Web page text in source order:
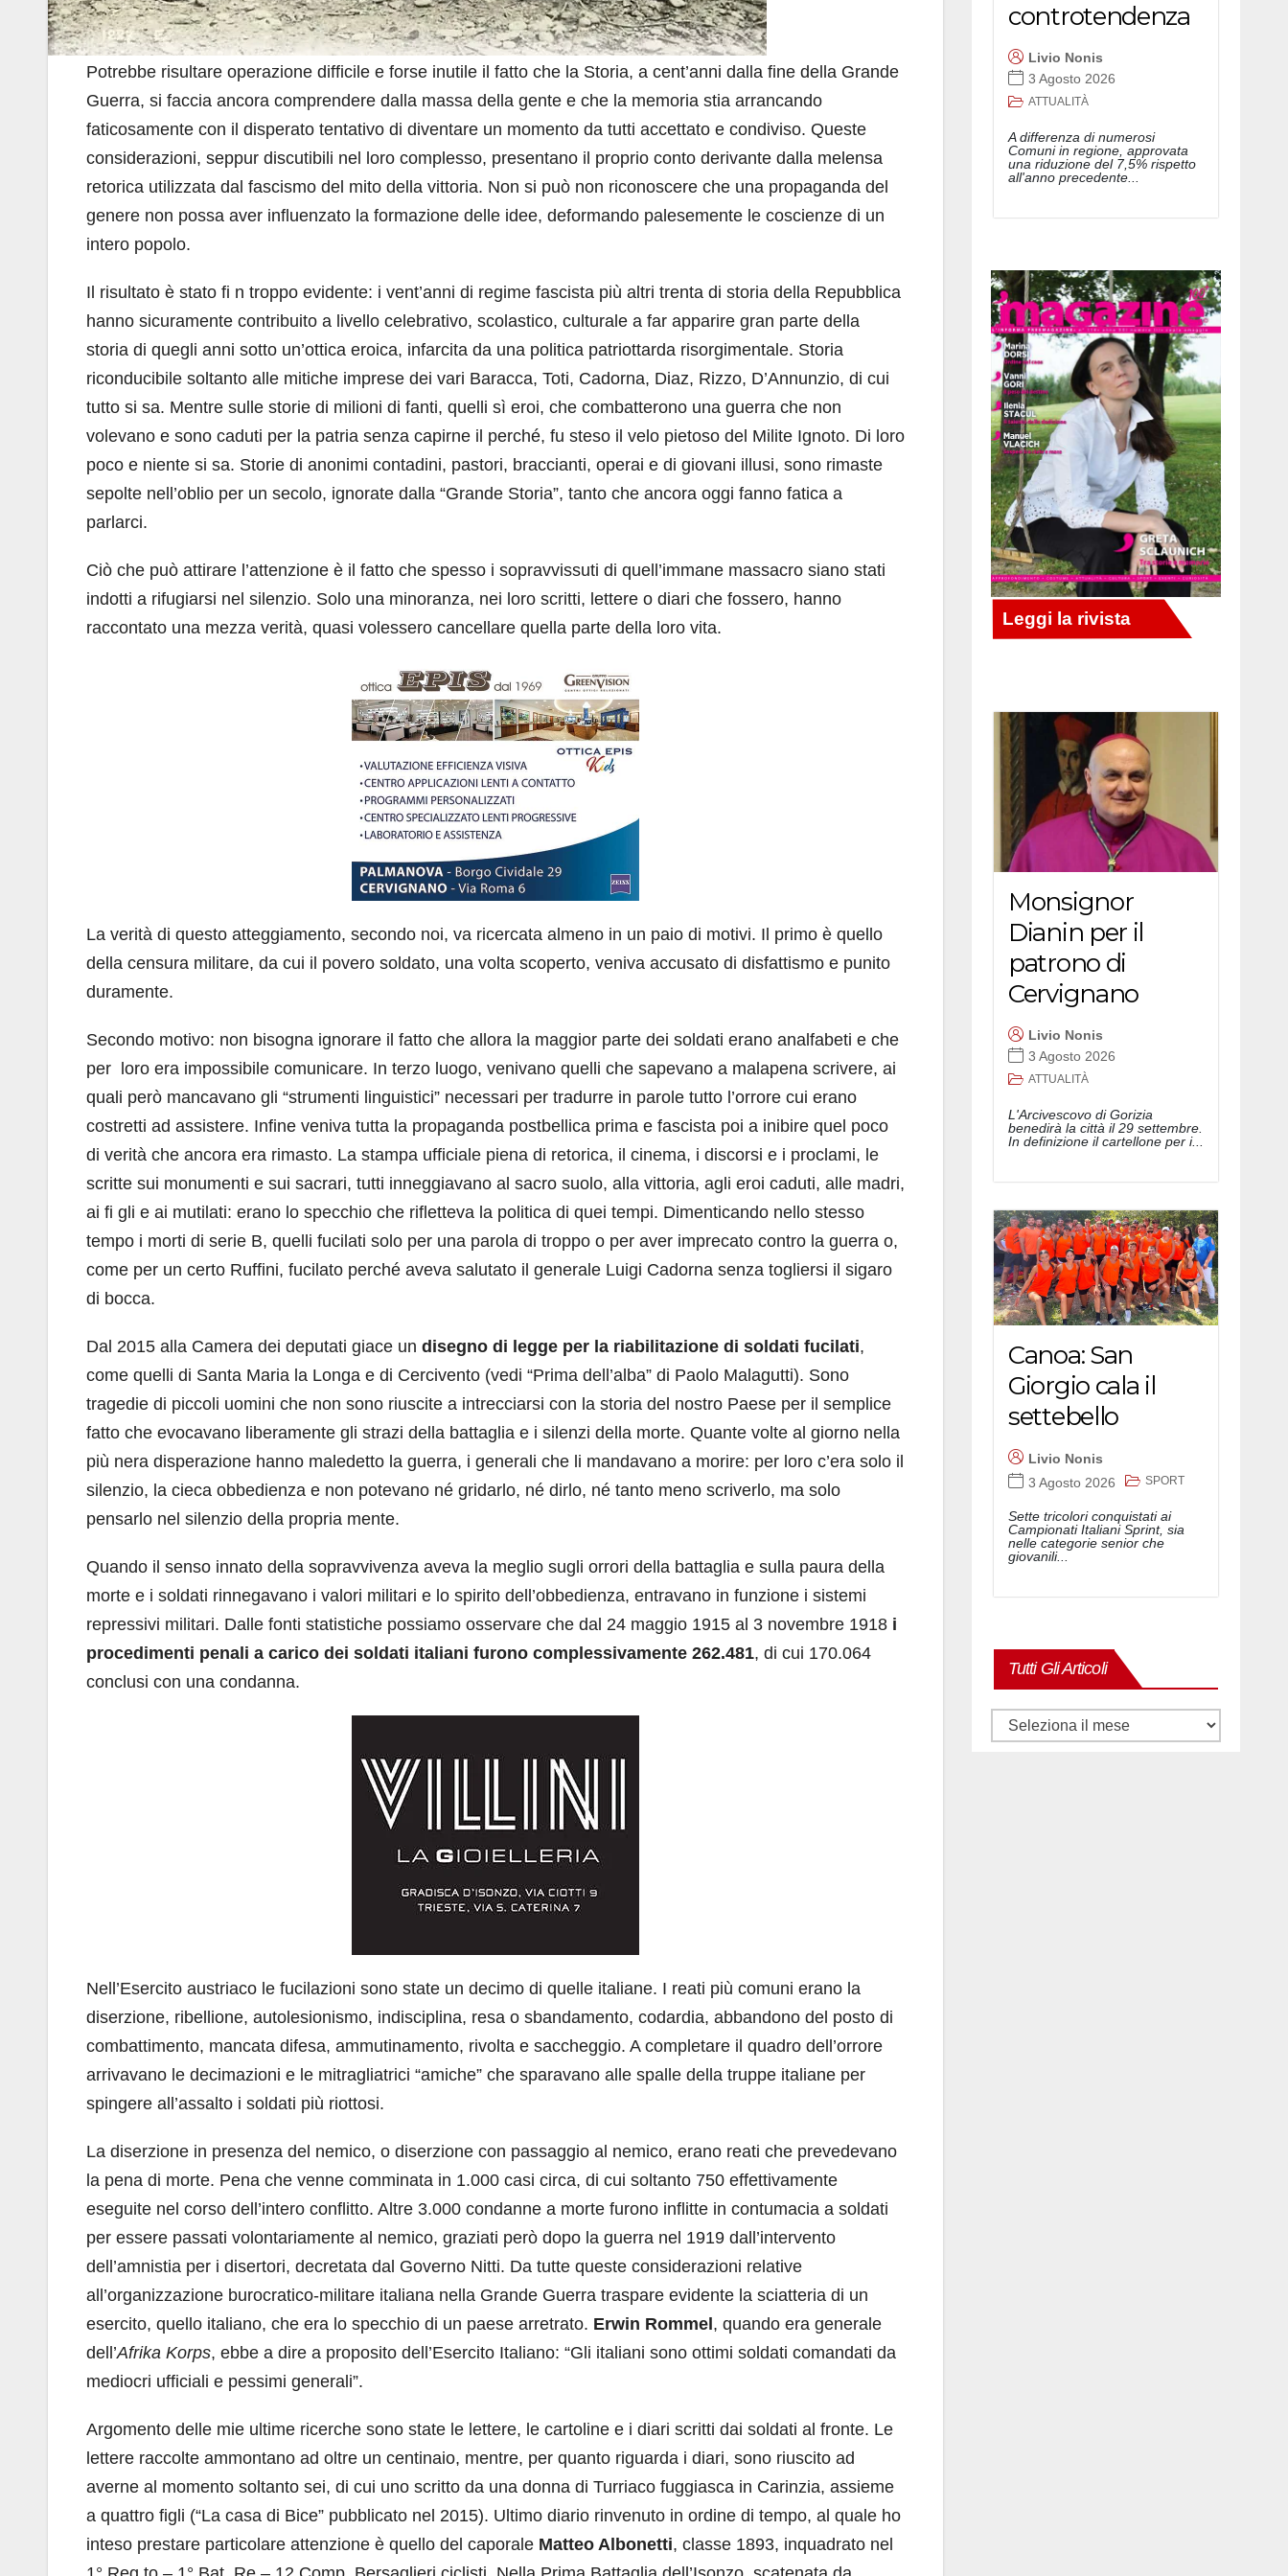
Potrebbe risultare operazione difficile e forse inutile il fatto che la Storia, a cent’anni dalla fine della Grande
Guerra, si faccia ancora comprendere dalla massa della gente e che la memoria stia arrancando
faticosamente con il disperato tentativo di diventare un momento da tutti accettato e condiviso. Queste
considerazioni, seppur discutibili nel loro complesso, presentano il proprio conto derivante dalla melensa
retorica utilizzata dal fascismo del mito della vittoria. Non si può non riconoscere che una propaganda del
genere non possa aver influenzato la formazione delle idee, deformando palesemente le coscienze di un
intero popolo.
Il risultato è stato fi n troppo evidente: i vent’anni di regime fascista più altri trenta di storia della Repubblica
hanno sicuramente contribuito a livello celebrativo, scolastico, culturale a far apparire gran parte della
storia di quegli anni sotto un’ottica eroica, infarcita da una politica patriottarda risorgimentale. Storia
riconducibile soltanto alle mitiche imprese dei vari Baracca, Toti, Cadorna, Diaz, Rizzo, D’Annunzio, di cui
tutto si sa. Mentre sulle storie di milioni di fanti, quelli sì eroi, che combatterono una guerra che non
volevano e sono caduti per la patria senza capirne il perché, fu steso il velo pietoso del Milite Ignoto. Di loro
poco e niente si sa. Storie di anonimi contadini, pastori, braccianti, operai e di giovani illusi, sono rimaste
sepolte nell’oblio per un secolo, ignorate dalla “Grande Storia”, tanto che ancora oggi fanno fatica a
parlarci.
Ciò che può attirare l’attenzione è il fatto che spesso i sopravvissuti di quell’immane massacro siano stati
indotti a rifugiarsi nel silenzio. Solo una minoranza, nei loro scritti, lettere o diari che fossero, hanno
raccontato una mezza verità, quasi volessero cancellare quella parte della loro vita.
La verità di questo atteggiamento, secondo noi, va ricercata almeno in un paio di motivi. Il primo è quello
della censura militare, da cui il povero soldato, una volta scoperto, veniva accusato di disfattismo e punito
duramente.
Secondo motivo: non bisogna ignorare il fatto che allora la maggior parte dei soldati erano analfabeti e che
per loro era impossibile comunicare. In terzo luogo, venivano quelli che sapevano a malapena scrivere, ai
quali però mancavano gli “strumenti linguistici” necessari per tradurre in parole tutto l’orrore cui erano
costretti ad assistere. Infine veniva tutta la propaganda postbellica prima e fascista poi a inibire quel poco
di verità che ancora era rimasto. La stampa ufficiale piena di retorica, il cinema, i discorsi e i proclami, le
scritte sui monumenti e sui sacrari, tutti inneggiavano al sacro suolo, alla vittoria, agli eroi caduti, alle madri,
ai fi gli e ai mutilati: erano lo specchio che rifletteva la politica di quei tempi. Dimenticando nello stesso
tempo i morti di serie B, quelli fucilati solo per una parola di troppo o per aver imprecato contro la guerra o,
come per un certo Ruffini, fucilato perché aveva salutato il generale Luigi Cadorna senza togliersi il sigaro
di bocca.
Dal 2015 alla Camera dei deputati giace un disegno di legge per la riabilitazione di soldati fucilati,
come quelli di Santa Maria la Longa e di Cercivento (vedi “Prima dell’alba” di Paolo Malagutti). Sono
tragedie di piccoli uomini che non sono riuscite a intrecciarsi con la storia del nostro Paese per il semplice
fatto che evocavano liberamente gli strazi della battaglia e i silenzi della morte. Quante volte al giorno nella
più nera disperazione hanno maledetto la guerra, i generali che li mandavano a morire: per loro c’era solo il
silenzio, la cieca obbedienza e non potevano né gridarlo, né dirlo, né tanto meno scriverlo, ma solo
pensarlo nel silenzio della propria mente.
Quando il senso innato della sopravvivenza aveva la meglio sugli orrori della battaglia e sulla paura della
morte e i soldati rinnegavano i valori militari e lo spirito dell’obbedienza, entravano in funzione i sistemi
repressivi militari. Dalle fonti statistiche possiamo osservare che dal 24 maggio 1915 al 3 novembre 1918 i
procedimenti penali a carico dei soldati italiani furono complessivamente 262.481, di cui 170.064
conclusi con una condanna.
Nell’Esercito austriaco le fucilazioni sono state un decimo di quelle italiane. I reati più comuni erano la
diserzione, ribellione, autolesionismo, indisciplina, resa o sbandamento, codardia, abbandono del posto di
combattimento, mancata difesa, ammutinamento, rivolta e saccheggio. A completare il quadro dell’orrore
arrivavano le decimazioni e le mitragliatrici “amiche” che sparavano alle spalle della truppe italiane per
spingere all’assalto i soldati più riottosi.
La diserzione in presenza del nemico, o diserzione con passaggio al nemico, erano reati che prevedevano
la pena di morte. Pena che venne comminata in 1.000 casi circa, di cui soltanto 750 effettivamente
eseguite nel corso dell’intero conflitto. Altre 3.000 condanne a morte furono inflitte in contumacia a soldati
per essere passati volontariamente al nemico, graziati però dopo la guerra nel 1919 dall’intervento
dell’amnistia per i disertori, decretata dal Governo Nitti. Da tutte queste considerazioni relative
all’organizzazione burocratico-militare italiana nella Grande Guerra traspare evidente la sciatteria di un
esercito, quello italiano, che era lo specchio di un paese arretrato. Erwin Rommel , quando era generale
dell’Afrika Korps, ebbe a dire a proposito dell’Esercito Italiano: “Gli italiani sono ottimi soldati comandati da
mediocri ufficiali e pessimi generali”.
Argomento delle mie ultime ricerche sono state le lettere, le cartoline e i diari scritti dai soldati al fronte. Le
lettere raccolte ammontano ad oltre un centinaio, mentre, per quanto riguarda i diari, sono riuscito ad
averne al momento soltanto sei, di cui uno scritto da una donna di Turriaco fuggiasca in Carinzia, assieme
a quattro figli (“La casa di Bice” pubblicato nel 2015). Ultimo diario rinvenuto in ordine di tempo, al quale ho
inteso prestare particolare attenzione è quello del caporale Matteo Albonetti, classe 1893, inquadrato nel
controtendenza
Livio Nonis
3 Agosto 2026
ATTUALITÀ
A differenza di numerosi
Comuni in regione, approvata
una riduzione del 7,5% rispetto
all'anno precedente...
Monsignor
Dianin per il
patrono di
Cervignano
Livio Nonis
3 Agosto 2026
ATTUALITÀ
L'Arcivescovo di Gorizia
benedirà la città il 29 settembre.
In definizione il cartellone per i...
Canoa: San
Giorgio cala il
settebello
Livio Nonis
3 Agosto 2026
SPORT
Sette tricolori conquistati ai
Campionati Italiani Sprint, sia
nelle categorie senior che
giovanili...
Tutti Gli Articoli
Tutti